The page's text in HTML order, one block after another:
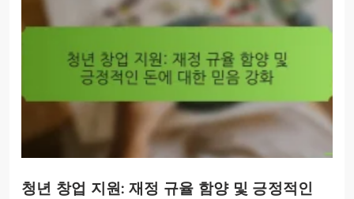
청년 창업 지원: 재정 규율 함양 및 긍정적인